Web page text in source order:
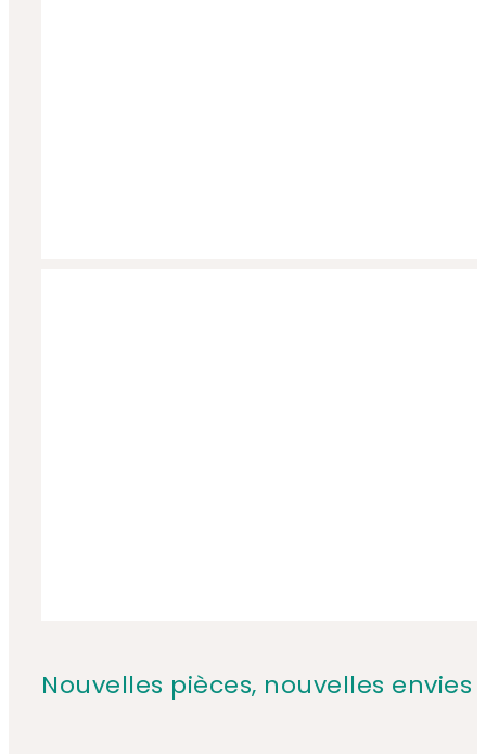
Nouvelles pièces, nouvelles envies